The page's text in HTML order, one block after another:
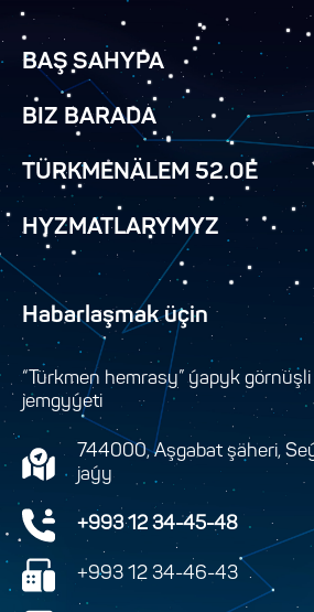
BAŞ SAHYPA
BIZ BARADA
TÜRKMENÄLEM 52.0E
HYZMATLARYMYZ
Habarlaşmak üçin
“Türkmen hemrasy” ýapyk
jemgyýeti
744000, Aşgabat şäheri,
jaýy
+993 12 34-45-48
+993 12 34-46-43